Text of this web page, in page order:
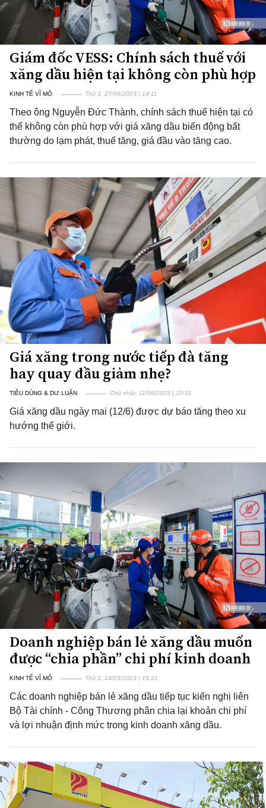
Giám đốc VESS: Chính sách thuế với
xăng dầu hiện tại không còn phù hợp
KINH TẾ VĨ MÔ Thứ 3, 27/06/2023 | 14:11
Theo ông Nguyễn Đức Thành, chính sách thuế hiện tại có
thể không còn phù hợp với giá xăng dầu biến động bất
thường do lạm phát, thuế tăng, giá đầu vào tăng cao.
Giá xăng trong nước tiếp đà tăng
hay quay đầu giảm nhẹ?
TIÊU DÙNG & DƯ LUẬN Chủ nhật, 11/06/2023 | 10:31
Giá xăng dầu ngày mai (12/6) được dự báo tăng theo xu
hướng thế giới.
Doanh nghiệp bán lẻ xăng dầu muốn
được “chia phần” chi phí kinh doanh
KINH TẾ VĨ MÔ Thứ 3, 14/03/2023 | 15:31
Các doanh nghiệp bán lẻ xăng dầu tiếp tục kiến nghị liên
Bộ Tài chính - Công Thương phân chia lại khoản chi phí
và lợi nhuận định mức trong kinh doanh xăng dầu.